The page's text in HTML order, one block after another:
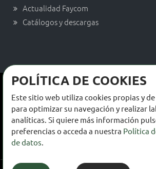
Actualidad Faycom
Catálogos y descargas
Términos y condiciones de uso
Política de privacidad
Política de cookies
POLÍTICA DE COOKIES
Este sitio web utiliza cookies propias y
para optimizar su navegación y realizar
analíticas. Si quiere más información
preferencias o acceda a nuestra Política
de datos.